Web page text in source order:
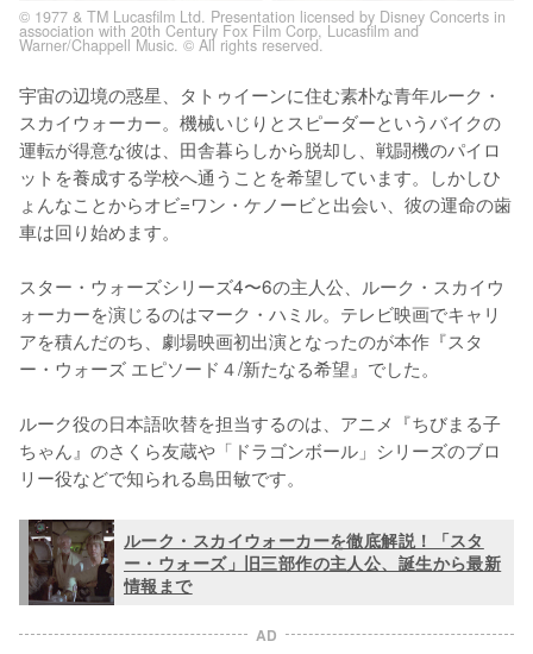
© 1977 & TM Lucasfilm Ltd. Presentation licensed by Disney Concerts in
association with 20th Century Fox Film Corp, Lucasfilm and
Warner/Chappell Music. © All rights reserved.
宇宙の辺境の惑星、タトゥイーンに住む素朴な青年ルーク・
スカイウォーカー。機械いじりとスピーダーというバイクの
運転が得意な彼は、田舎暮らしから脱却し、戦闘機のパイロ
ットを養成する学校へ通うことを希望しています。しかしひ
ょんなことからオビ=ワン・ケノービと出会い、彼の運命の歯
車は回り始めます。
スター・ウォーズシリーズ4〜6の主人公、ルーク・スカイウ
ォーカーを演じるのはマーク・ハミル。テレビ映画でキャリ
アを積んだのち、劇場映画初出演となったのが本作『スタ
ー・ウォーズ エピソード４/新たなる希望』でした。
ルーク役の日本語吹替を担当するのは、アニメ『ちびまる子
ちゃん』のさくら友蔵や「ドラゴンボール」シリーズのブロ
リー役などで知られる島田敏です。
ルーク・スカイウォーカーを徹底解説！「スタ
ー・ウォーズ」旧三部作の主人公、誕生から最新
情報まで
AD